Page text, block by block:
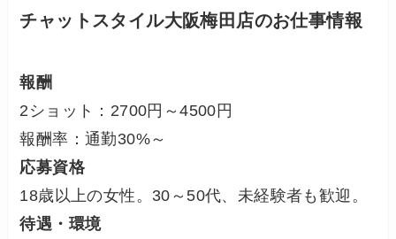
チャットスタイル大阪梅田店のお仕事情報
報酬
2ショット：2700円～4500円
報酬率：通勤30%～
応募資格
18歳以上の女性。30～50代、未経験者も歓迎。
待遇・環境